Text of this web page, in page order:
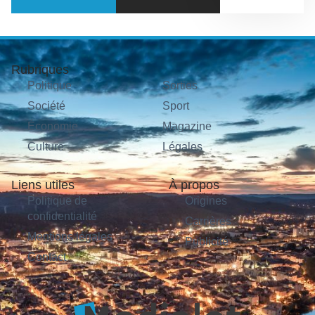
Rubriques
Politique
Société
Économie
Culture
Sorties
Sport
Magazine
Légales
Liens utiles
Politique de
confidentialité
Mentions légales
Contact
À propos
Origines
Carrières
Publicité